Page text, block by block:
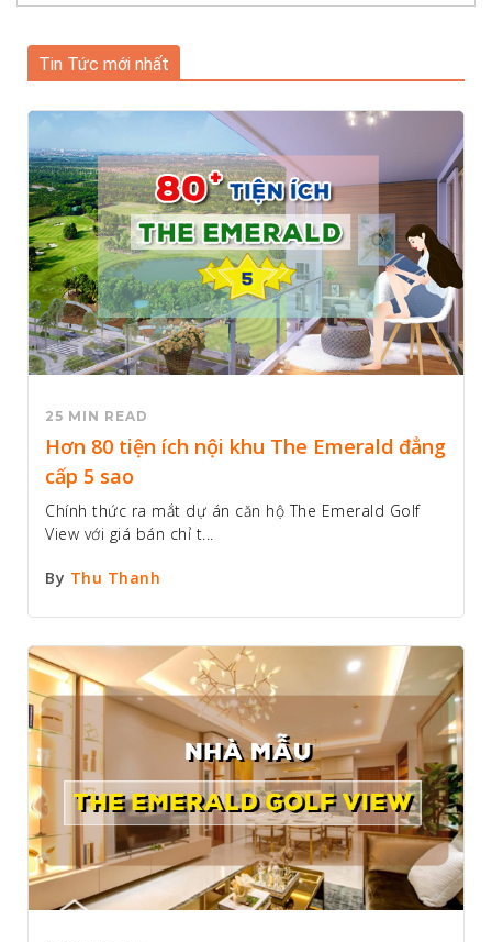
Tin Tức mới nhất
25 MIN READ
Hơn 80 tiện ích nội khu The Emerald đẳng
cấp 5 sao
Chính thức ra mắt dự án căn hộ The Emerald Golf
View với giá bán chỉ t...
By Thu Thanh